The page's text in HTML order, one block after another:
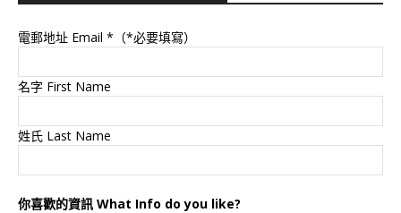
電郵地址 Email *（*必要填寫）
名字 First Name
姓氏 Last Name
你喜歡的資訊 What Info do you like?